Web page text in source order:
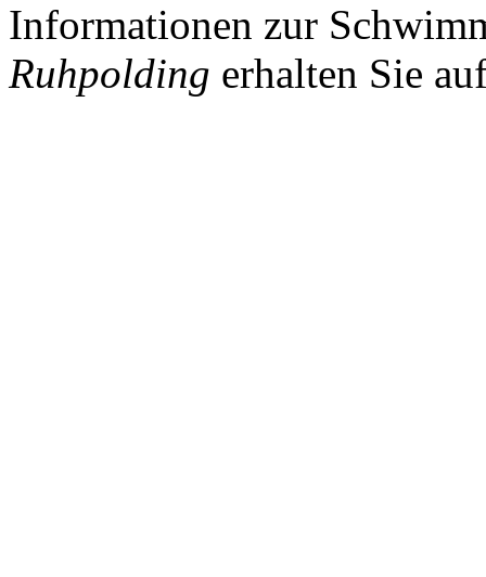
Informationen zur
Ruhpolding erhalten Sie